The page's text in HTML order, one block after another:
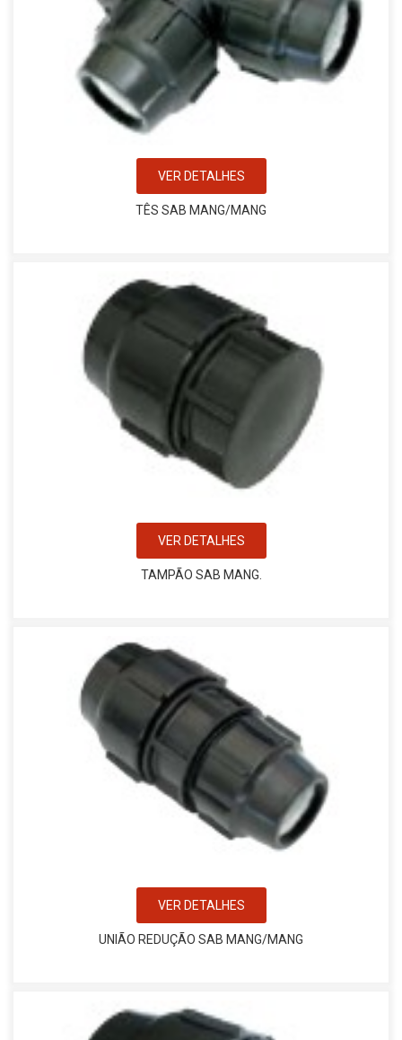
VER DETALHES
TÊS SAB MANG/MANG
VER DETALHES
TAMPÃO SAB MANG.
VER DETALHES
UNIÃO REDUÇÃO SAB MANG/MANG